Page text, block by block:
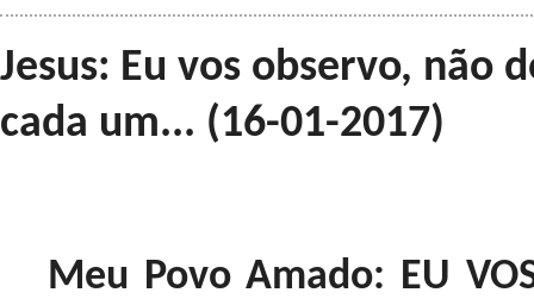
Jesus: Eu vos observo, não
cada um... (16-01-2017)
Meu Povo Amado: EU